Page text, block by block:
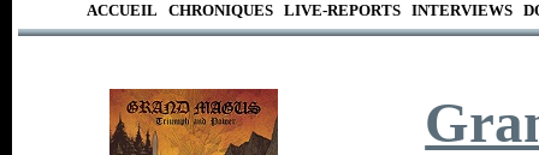
ACCUEIL CHRONIQUES LIVE-REPORTS INTERVIEWS